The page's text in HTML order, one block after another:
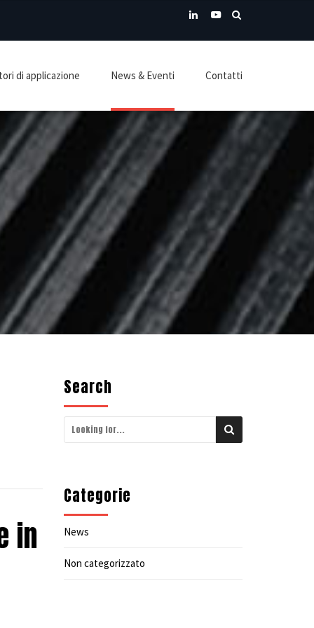
di applicazione News & Eventi Contatti
in
Search
Categorie
News
Non categorizzato